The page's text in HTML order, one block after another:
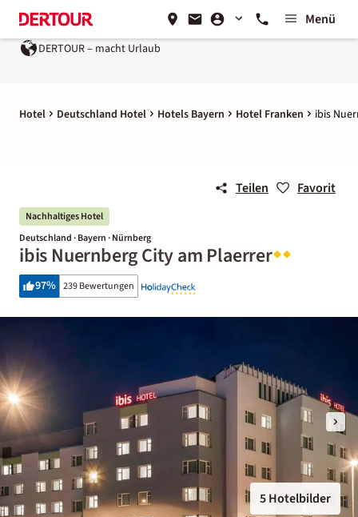
Menü
DERTOUR – macht Urlaub
Hotel Deutschland Hotel Hotels Bayern Hotel Franken ibis
Teilen Favorit
Nachhaltiges Hotel
Deutschland · Bayern · Nürnberg
ibis Nuernberg City am Plaerrer
97% 239 Bewertungen
5 Hotelbilder